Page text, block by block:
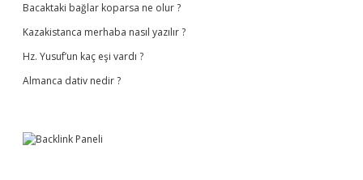
Bacaktaki bağlar koparsa ne olur ?
Kazakistanca merhaba nasıl yazılır ?
Hz. Yusuf’un kaç eşi vardı ?
Almanca dativ nedir ?